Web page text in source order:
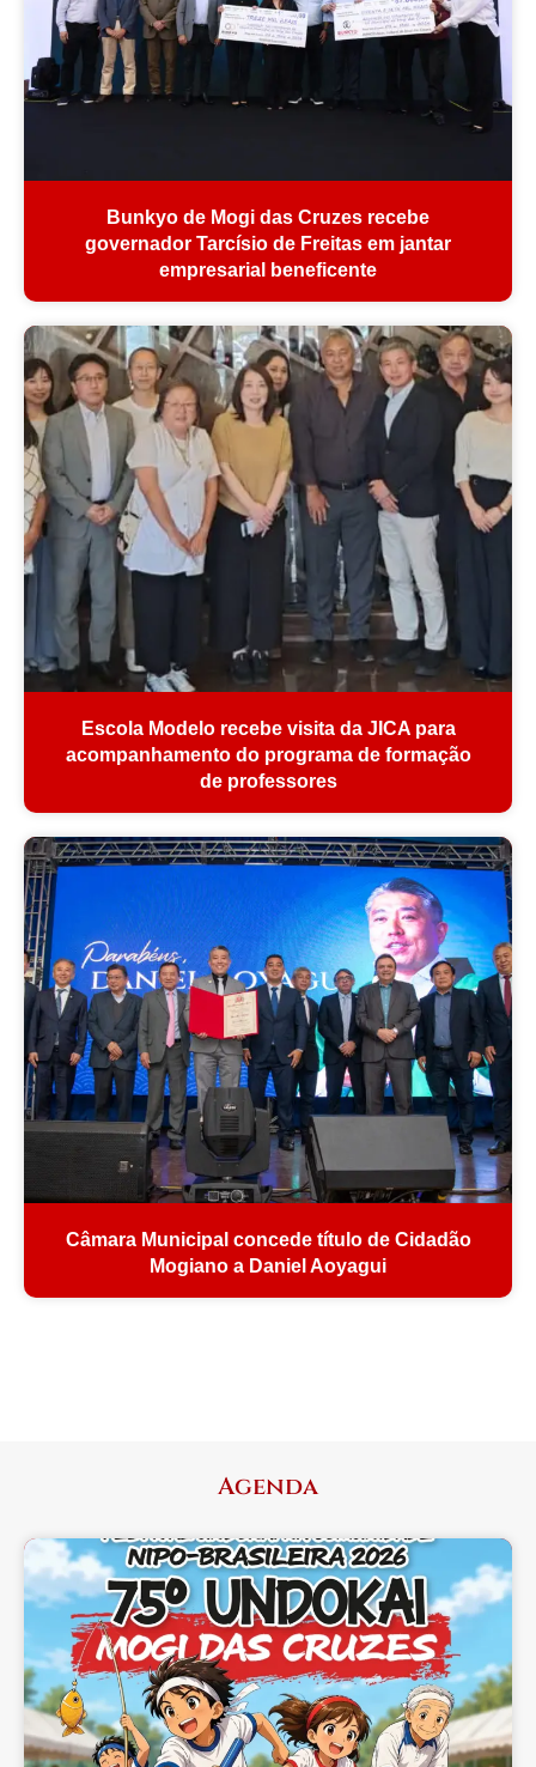
Bunkyo de Mogi das Cruzes recebe
governador Tarcísio de Freitas em jantar
empresarial beneficente
Escola Modelo recebe visita da JICA para
acompanhamento do programa de formação
de professores
Câmara Municipal concede título de Cidadão
Mogiano a Daniel Aoyagui
Agenda